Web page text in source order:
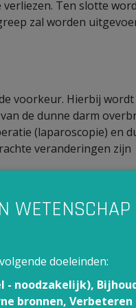
Ten slotte
zal worden
voorkeur. Hierbij wordt
de dunne darm
(laparoscopie) en
veranderingen zijn
(‘maagring’).
injectiepoort kan de
Het langetermijneffect
wordt een deel
gereconstrueerd.
doeleinden:
- noodzakelijk),
bronnen, Verbeteren